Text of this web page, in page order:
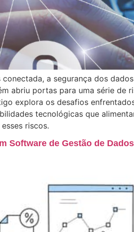
a segurança dos
abriu portas para uma série
explora os desafios
tecnológicas que
riscos.
Software de Gestão de Dados